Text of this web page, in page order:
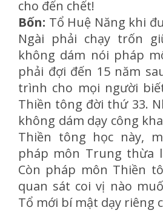
cho đến chết!
Bốn: Tổ Huệ Năng khi
Ngài phải chạy trốn
không dám nói pháp
phải đợi đến 15 năm
trình cho mọi người
Thiền tông đời thứ 33.
không dám dạy công
Thiền tông học này,
pháp môn Trung thừa
Còn pháp môn Thiền
quan sát coi vị nào
Tổ mới bí mật dạy riêng